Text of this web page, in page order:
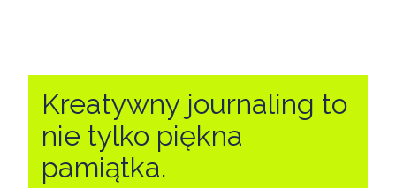
Kreatywny journaling to
nie tylko piękna
pamiątka.